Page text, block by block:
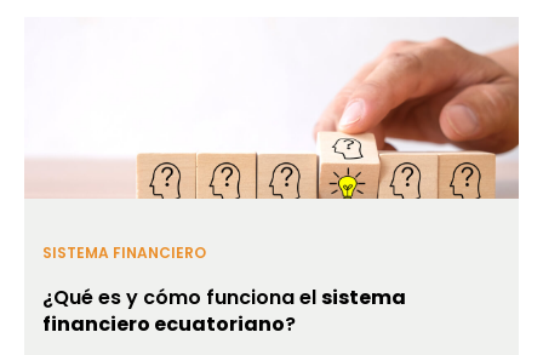
SISTEMA FINANCIERO
¿Qué es y cómo funciona elsistema
financiero ecuatoriano?